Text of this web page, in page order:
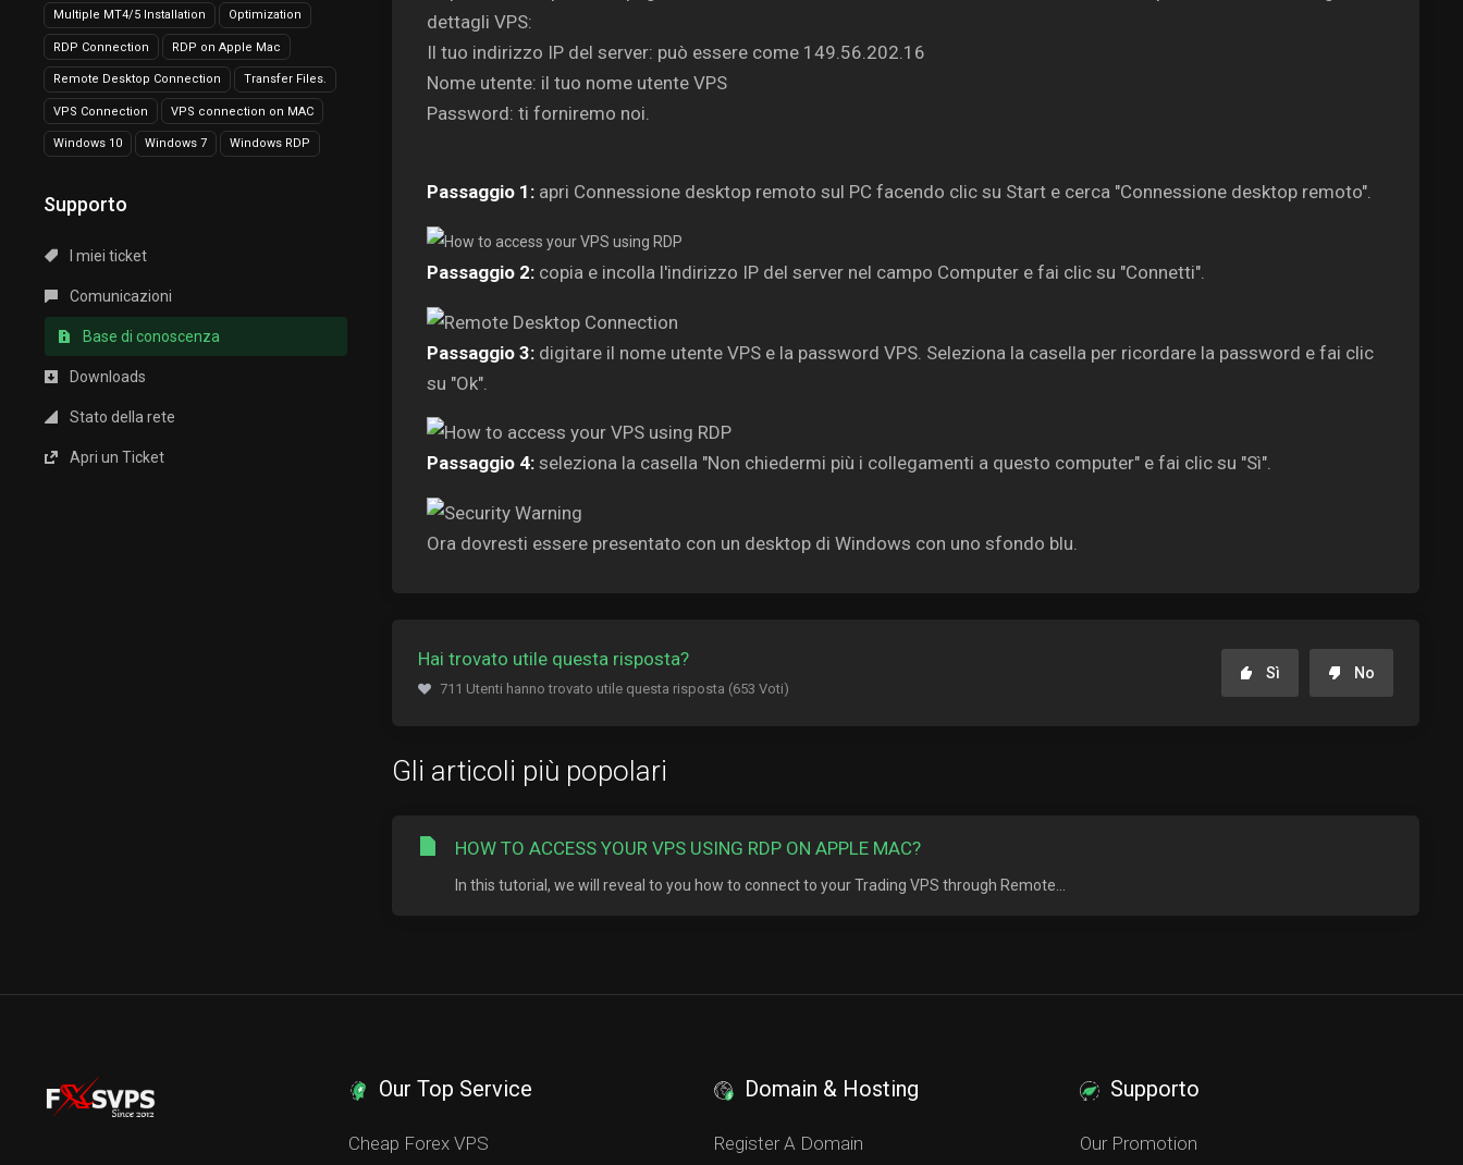
Multiple MT4/5 Installation Optimization
RDP Connection RDP on Apple Mac
Remote Desktop Connection Transfer Files.
VPS Connection VPS connection on MAC
Windows 10 Windows 7 Windows RDP
Supporto
I miei ticket
Comunicazioni
Base di conoscenza
Downloads
Stato della rete
Apri un Ticket
dettagli VPS:
Il tuo indirizzo IP del server: può essere come 149.56.202.16
Nome utente: il tuo nome utente VPS
Password: ti forniremo noi.
Passaggio 1: apri Connessione desktop remoto sul PC facendo clic su Start e cerca "Connessione desktop remoto".
Passaggio 2: copia e incolla l'indirizzo IP del server nel campo Computer e fai clic su "Connetti".
Passaggio 3: digitare il nome utente VPS e la password VPS. Seleziona la casella per ricordare la password e fai clic
su "Ok".
Passaggio 4: seleziona la casella "Non chiedermi più i collegamenti a questo computer" e fai clic su "Sì".
Ora dovresti essere presentato con un desktop di Windows con uno sfondo blu.
Hai trovato utile questa risposta?
711 Utenti hanno trovato utile questa risposta (653 Voti)
Sì No
Gli articoli più popolari
HOW TO ACCESS YOUR VPS USING RDP ON APPLE MAC?
In this tutorial, we will reveal to you how to connect to your Trading VPS through Remote...
Our Top Service
Cheap Forex VPS
Domain & Hosting
Register A Domain
Supporto
Our Promotion